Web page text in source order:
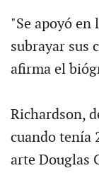
"Se apoyó en
subrayar sus
afirma el
Richardson,
cuando tenía
arte Douglas